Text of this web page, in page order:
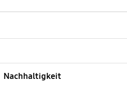
Nachhaltigkeit